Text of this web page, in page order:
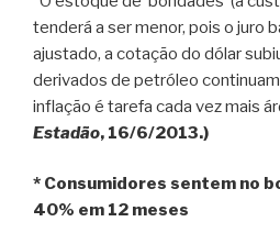
tenderá a ser menor, pois o juro
ajustado, a cotação do dólar
derivados de petróleo
inflação é tarefa cada vez mais
Estadão, 16/6/2013.)
* Consumidores sentem no
40% em 12 meses